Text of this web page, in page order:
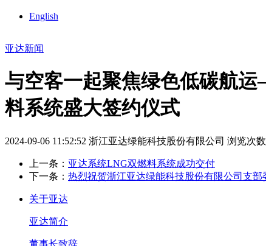
English
亚达新闻
与空客一起聚焦绿色低碳航
料系统盛大签约仪式
2024-09-06 11:52:52 浙江亚达绿能科技股份有限公司 浏览次
上一条： 亚达系统LNG双燃料系统成功交付
下一条： 热烈祝贺浙江亚达绿能科技股份有限公司支
关于亚达
亚达简介
董事长致辞